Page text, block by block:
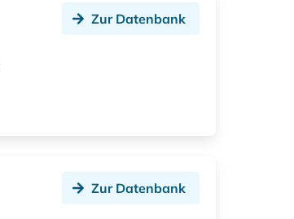
Zur Datenbank
Zur Datenbank